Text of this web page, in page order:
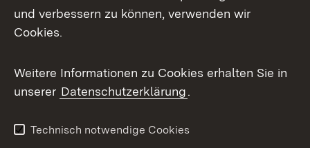
Mastodon
Messenger
Social Wall
X / Twitter
Youtube
und verbessern zu können, verwenden wir
Cookies.
Weitere Informationen zu Cookies erhalten Sie in
unserer Datenschutzerklärung.
Technisch notwendige Cookies